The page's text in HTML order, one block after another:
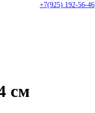
+7(925) 192-56-46
см